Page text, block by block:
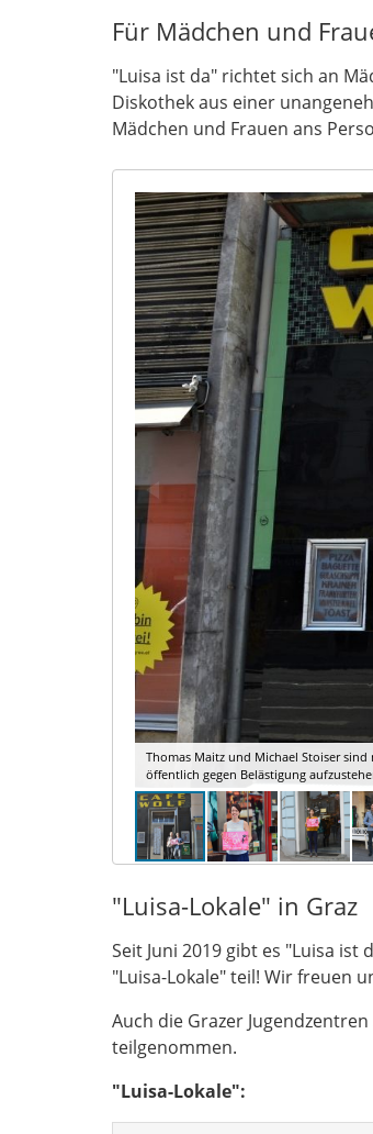
Für Mädchen und
"Luisa ist da" richtet sich an
Diskothek aus einer
Mädchen und Frauen ans
Thomas Maitz und Michael Stoiser
öffentlich gegen Belästigung
"Luisa-Lokale" in Graz
Seit Juni 2019 gibt es "Luisa
"Luisa-Lokale" teil! Wir freuen
Auch die Grazer
teilgenommen.
"Luisa-Lokale":